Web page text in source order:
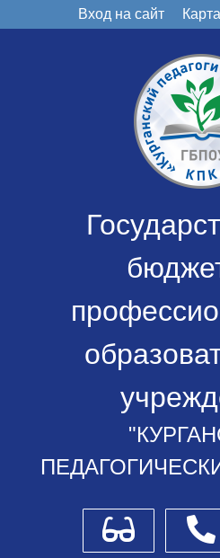
Вход на сайт
Для слабовидящих